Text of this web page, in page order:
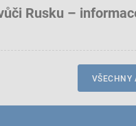
Rusku –
VŠECHNY